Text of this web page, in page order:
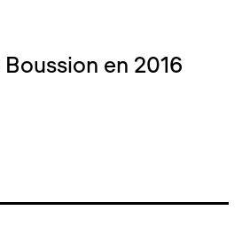
Lille métropole
et d’art brut
en 2016